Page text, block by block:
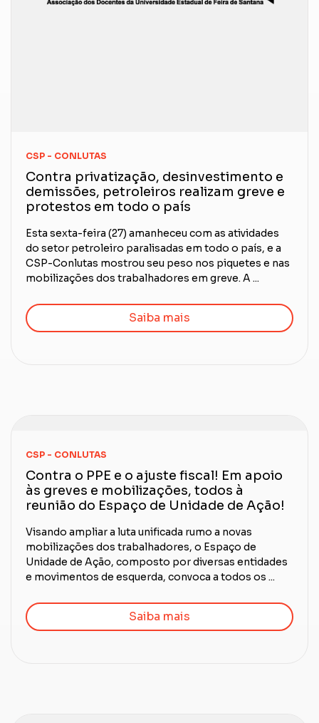
CSP - CONLUTAS
Contra privatização, desinvestimento e
demissões, petroleiros realizam greve e
protestos em todo o país
Esta sexta-feira (27) amanheceu com as atividades
do setor petroleiro paralisadas em todo o país, e a
CSP-Conlutas mostrou seu peso nos piquetes e nas
mobilizações dos trabalhadores em greve. A ...
Saiba mais
CSP - CONLUTAS
Contra o PPE e o ajuste fiscal! Em apoio
às greves e mobilizações, todos à
reunião do Espaço de Unidade de Ação!
Visando ampliar a luta unificada rumo a novas
mobilizações dos trabalhadores, o Espaço de
Unidade de Ação, composto por diversas entidades
e movimentos de esquerda, convoca a todos os ...
Saiba mais